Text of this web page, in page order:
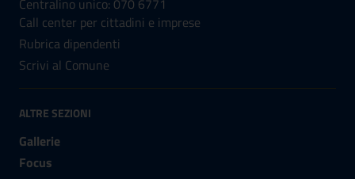
Call center per cittadini e imprese
Rubrica dipendenti
Scrivi al Comune
ALTRE SEZIONI
Gallerie
Focus